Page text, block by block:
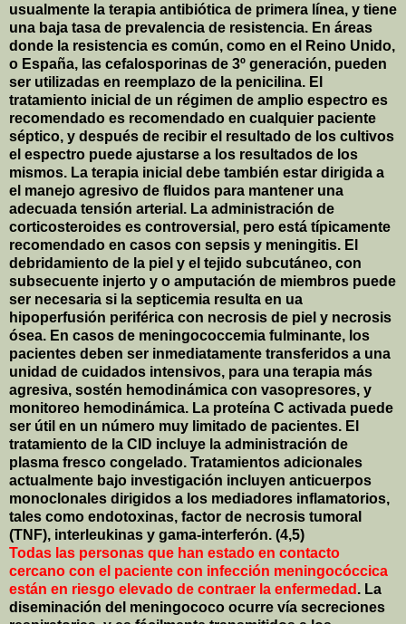
usualmente la terapia antibiótica de primera línea, y tiene
una baja tasa de prevalencia de resistencia. En áreas
donde la resistencia es común, como en el Reino Unido,
o España, las cefalosporinas de 3º generación, pueden
ser utilizadas en reemplazo de la penicilina. El
tratamiento inicial de un régimen de amplio espectro es
recomendado es recomendado en cualquier paciente
séptico, y después de recibir el resultado de los cultivos
el espectro puede ajustarse a los resultados de los
mismos. La terapia inicial debe también estar dirigida a
el manejo agresivo de fluidos para mantener una
adecuada tensión arterial. La administración de
corticosteroides es controversial, pero está típicamente
recomendado en casos con sepsis y meningitis. El
debridamiento de la piel y el tejido subcutáneo, con
subsecuente injerto y o amputación de miembros puede
ser necesaria si la septicemia resulta en ua
hipoperfusión periférica con necrosis de piel y necrosis
ósea. En casos de meningococcemia fulminante, los
pacientes deben ser inmediatamente transferidos a una
unidad de cuidados intensivos, para una terapia más
agresiva, sostén hemodinámica con vasopresores, y
monitoreo hemodinámica. La proteína C activada puede
ser útil en un número muy limitado de pacientes. El
tratamiento de la CID incluye la administración de
plasma fresco congelado. Tratamientos adicionales
actualmente bajo investigación incluyen anticuerpos
monoclonales dirigidos a los mediadores inflamatorios,
tales como endotoxinas, factor de necrosis tumoral
(TNF), interleukinas y gama-interferón. (4,5)
Todas las personas que han estado en contacto
cercano con el paciente con infección meningocóccica
están en riesgo elevado de contraer la enfermedad . La
diseminación del meningococo ocurre vía secreciones